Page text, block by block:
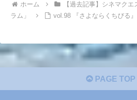
ホーム
【過去記事】シネマク
ラム」
vol.98 『さよならくちびる』
PAGE TOP